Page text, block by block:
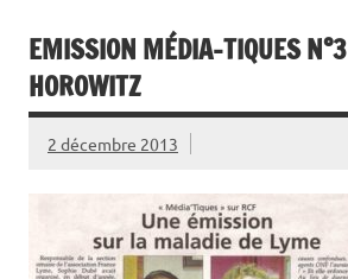
EMISSION MÉDIA-TIQUES
HOROWITZ
2 décembre 2013